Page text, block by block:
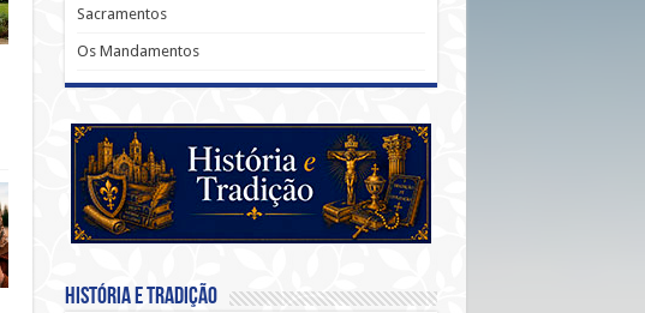
Sacramentos
Os Mandamentos
História e Tradição